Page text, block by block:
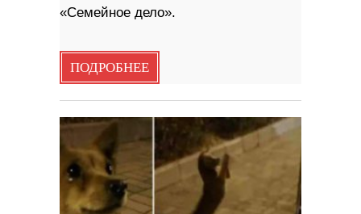
«Семейное дело».
ПОДРОБНЕЕ